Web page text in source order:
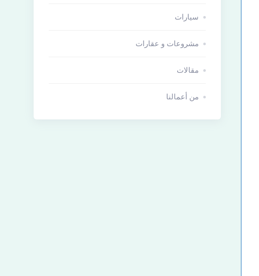
سيارات
مشروعات و عقارات
مقالات
من أعمالنا